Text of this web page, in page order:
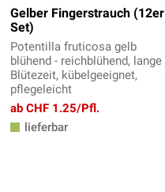
Gelber Fingerstrauch (12er
Set)
Potentilla fruticosa gelb
blühend - reichblühend, lange
Blütezeit, kübelgeeignet,
pflegeleicht
ab CHF 1.25/Pfl.
lieferbar